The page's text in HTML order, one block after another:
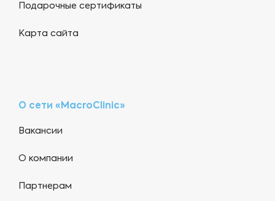
Подарочные сертификаты
Карта сайта
О сети «MacroClinic»
Вакансии
О компании
Партнерам